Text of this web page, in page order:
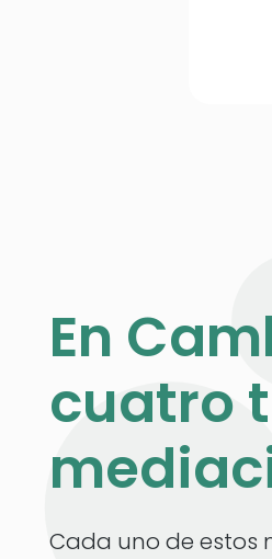
En
cuatro
Cada uno de estos